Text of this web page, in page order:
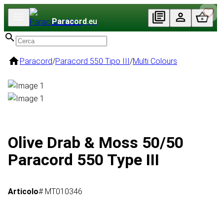
Paracord.eu
Paracord/Paracord 550 Tipo III/Multi Colours
Olive Drab & Moss 50/50
Paracord 550 Type III
Articolo# MT010346